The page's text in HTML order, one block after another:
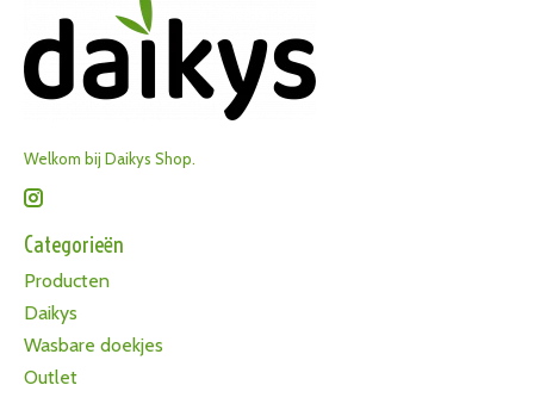
Welkom bij Daikys Shop.
Categorieën
Producten
Daikys
Wasbare doekjes
Outlet